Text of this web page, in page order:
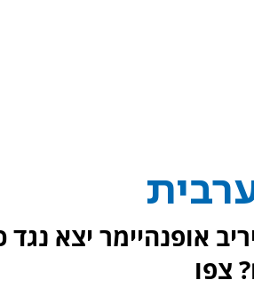
אופנהיימר יצא נגד
צפו